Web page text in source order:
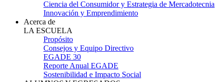
Ciencia del Consumidor y Estrategia de Mercadotecnia
Innovación y Emprendimiento
Acerca de
LA ESCUELA
Propósito
Consejos y Equipo Directivo
EGADE 30
Reporte Anual EGADE
Sostenibilidad e Impacto Social